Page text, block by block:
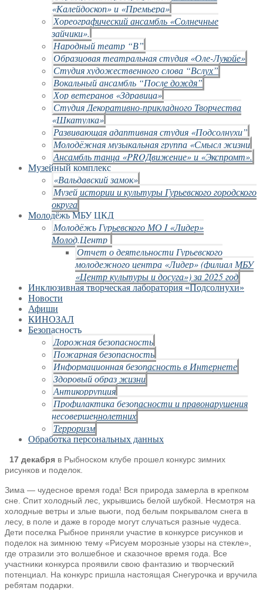
«Калейдоскоп» и «Премьера»
Хореографический ансамбль «Солнечные
зайчики».
Народный театр “В”
Образцовая театральная студия «Оле-Лукойе»
Студия художественного слова “Вслух”
Вокальный ансамбль “После дождя”
Хор ветеранов «Здравица»
Студия Декоративно-прикладного Творчества
«Шкатулка»
Развивающая адаптивная студия «Подсолнухи”
Молодёжная музыкальная группа «Смысл жизни
Ансамбль танца «PROДвижение» и «Экспромт».
Музейный комплекс
«Вальдавский замок»
Музей истории и культуры Гурьевского городского
округа
Молодёжь МБУ ЦКД
Молодёжь Гурьевского МО I «Лидер»
Молод.Центр
Отчет о деятельности Гурьевского
молодежного центра «Лидер» (филиал МБУ
«Центр культуры и досуга») за 2025 год
Инклюзивная творческая лаборатория «Подсолнухи»
Новости
Афиши
КИНОЗАЛ
Безопасность
Дорожная безопасность
Пожарная безопасность
Информационная безопасность в Интернете
Здоровый образ жизни
Антикоррупция
Профилактика безопасности и правонарушения
несовершеннолетних
Терроризм
Обработка персональных данных
17 декабря в Рыбноском клубе прошел конкурс зимних
рисунков и поделок.
Зима — чудесное время года! Вся природа замерла в крепком
сне. Спит холодный лес, укрывшись белой шубкой. Несмотря на
холодные ветры и злые вьюги, под белым покрывалом снега в
лесу, в поле и даже в городе могут случаться разные чудеса.
Дети поселка Рыбное приняли участие в конкурсе рисунков и
поделок на зимнюю тему «Рисуем морозные узоры на стекле»,
где отразили это волшебное и сказочное время года. Все
участники конкурса проявили свою фантазию и творческий
потенциал. На конкурс пришла настоящая Снегурочка и вручила
ребятам подарки.